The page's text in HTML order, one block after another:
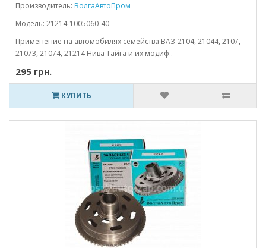
Производитель: ВолгаАвтоПром
Модель: 21214-1005060-40
Применение на автомобилях семейства ВАЗ-2104, 21044, 2107,
21073, 21074, 21214 Нива Тайга и их модиф..
295 грн.
КУПИТЬ